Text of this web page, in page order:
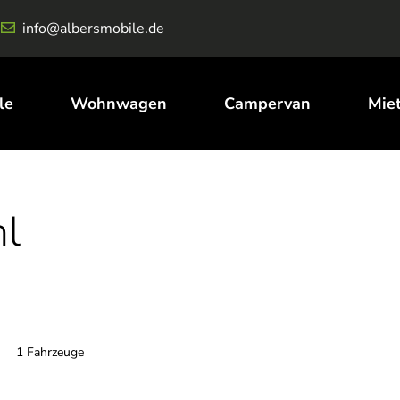
info@albersmobile.de
Wohnwagen Campervan
1 Fahrzeuge